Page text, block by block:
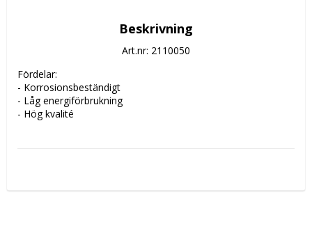
Beskrivning
Art.nr: 2110050
Fördelar:
- Korrosionsbeständigt
- Låg energiförbrukning
- Hög kvalité